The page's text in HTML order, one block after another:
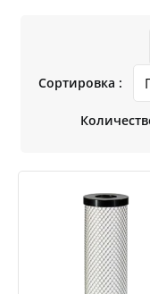
Сортировка :
Быстрый просмотр
Добавить к